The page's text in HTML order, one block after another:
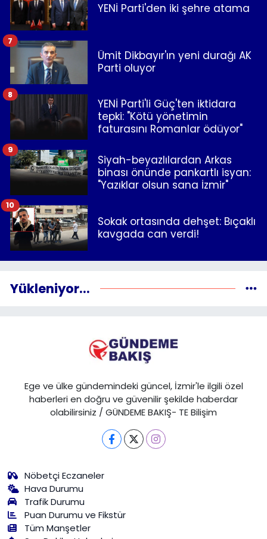
YENİ Parti'den iki şehre atama
Ümit Dikbayır'ın yeni durağı AK
Parti oluyor
7
YENİ Parti'li Güç'ten iktidara
tepki: "Kötü yönetimin
faturasını Romanlar ödüyor"
8
Siyah-beyazlılardan Arkas
binası önünde pankartlı isyan:
"Yazıklar olsun sana İzmir"
9
Sokak ortasında dehşet: Bıçaklı
kavgada can verdi!
10
Yükleniyor...
Ege ve ülke gündemindeki güncel, İzmir'le ilgili özel
haberleri en doğru ve güvenilir şekilde haberdar
olabilirsiniz / GÜNDEME BAKIŞ- TE Bilişim
Nöbetçi Eczaneler
Hava Durumu
Trafik Durumu
Puan Durumu ve Fikstür
Tüm Manşetler